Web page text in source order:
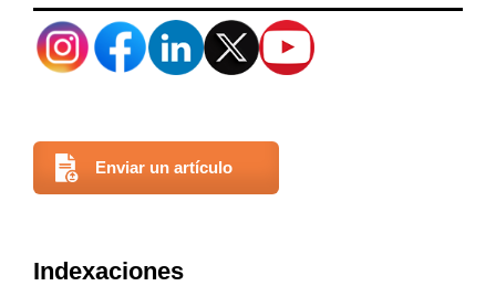
Enviar un artículo
Indexaciones